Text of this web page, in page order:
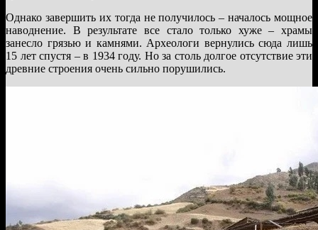
Однако завершить их тогда не получилось – началось мощное
наводнение. В результате все стало только хуже – храмы
занесло грязью и камнями. Археологи вернулись сюда лишь
15 лет спустя – в 1934 году. Но за столь долгое отсутствие эти
древние строения очень сильно порушились.